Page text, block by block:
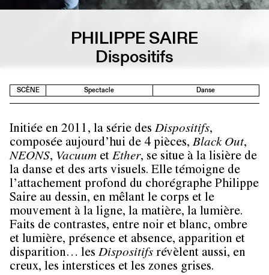
Informations
PHILIPPE SAIRE
Dispositifs
SCÈNE Spectacle Danse
Initiée en 2011, la série des Dispositifs,
composée aujourd’hui de 4 pièces, Black Out,
NEONS, Vacuum et Ether, se situe à la lisière de
la danse et des arts visuels. Elle témoigne de
l’attachement profond du chorégraphe Philippe
Saire au dessin, en mêlant le corps et le
mouvement à la ligne, la matière, la lumière.
Faits de contrastes, entre noir et blanc, ombre
et lumière, présence et absence, apparition et
disparition… les Dispositifs révèlent aussi, en
creux, les interstices et les zones grises.